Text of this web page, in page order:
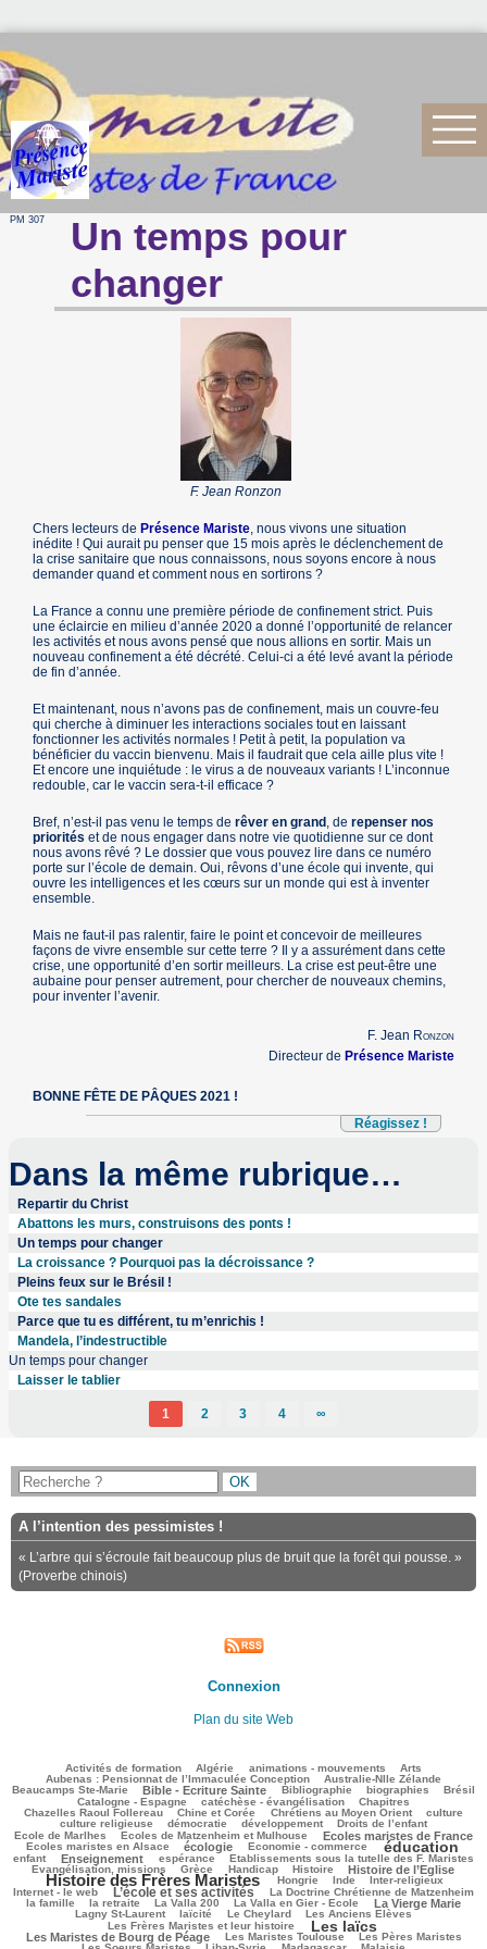
PM 307
Un temps pour
changer
F. Jean Ronzon
Chers lecteurs de Présence Mariste, nous vivons une situation
inédite ! Qui aurait pu penser que 15 mois après le déclenchement de
la crise sanitaire que nous connaissons, nous soyons encore à nous
demander quand et comment nous en sortirons ?
La France a connu une première période de confinement strict. Puis
une éclaircie en milieu d’année 2020 a donné l’opportunité de relancer
les activités et nous avons pensé que nous allions en sortir. Mais un
nouveau confinement a été décrété. Celui-ci a été levé avant la période
de fin d’année.
Et maintenant, nous n’avons pas de confinement, mais un couvre-feu
qui cherche à diminuer les interactions sociales tout en laissant
fonctionner les activités normales ! Petit à petit, la population va
bénéficier du vaccin bienvenu. Mais il faudrait que cela aille plus vite !
Et encore une inquiétude : le virus a de nouveaux variants ! L’inconnue
redouble, car le vaccin sera-t-il efficace ?
Bref, n’est-il pas venu le temps derêver en grand , derepenser nos
priorités et de nous engager dans notre vie quotidienne sur ce dont
nous avons rêvé ? Le dossier que vous pouvez lire dans ce numéro
porte sur l’école de demain. Oui, rêvons d’une école qui invente, qui
ouvre les intelligences et les cœurs sur un monde qui est à inventer
ensemble.
Mais ne faut-il pas ralentir, faire le point et concevoir de meilleures
façons de vivre ensemble sur cette terre ? Il y a assurément dans cette
crise, une opportunité d’en sortir meilleurs. La crise est peut-être une
aubaine pour penser autrement, pour chercher de nouveaux chemins,
pour inventer l’avenir.
F. Jean Ronzon
Directeur de Présence Mariste
BONNE FÊTE DE PÂQUES 2021 !
Réagissez !
Dans la même rubrique…
Repartir du Christ
Abattons les murs, construisons des ponts !
Un temps pour changer
La croissance ? Pourquoi pas la décroissance ?
Pleins feux sur le Brésil !
Ote tes sandales
Parce que tu es différent, tu m’enrichis !
Mandela, l’indestructible
Un temps pour changer
Laisser le tablier
1 2 3 4 ∞
A l’intention des pessimistes !
« L’arbre qui s’écroule fait beaucoup plus de bruit que la forêt qui pousse. »
(Proverbe chinois)
Connexion
Plan du site Web
Activités de formation Algérie animations - mouvements Arts
Aubenas : Pensionnat de l’Immaculée Conception
44/2717 Australie-Nlle Zélande
67/2717
Beaucamps Ste-Marie
722/2717 Bible - Ecriture Sainte
44/2717 Bibliographie
472/2717 biographies
192/2717 Brésil
472/2717
Catalogne - Espagne
catéchèse - évangélisation Chapitres
Chazelles Raoul Follereau
117/2717 Chine et Corée
224/2717 Chrétiens au Moyen Orient
541/2717 culture
46/2717
culture religieuse
démocratie développement Droits de l’enfant
Ecole de Marlhes
182/2717 Ecoles de Matzenheim et Mulhouse
896/2717 Ecoles maristes de France
267/2717
Ecoles maristes en Alsace
675/2717 écologie
97/2717 Economie - commerce
1533/2717 éducation
209/2717
enfant
860/2717 Enseignement
209/2717 espérance
58/2717 Etablissements sous la tutelle des F. Maristes
220/2717
Evangélisation, missions
448/2717 Grèce
87/2717 Handicap
224/2717 Histoire
718/2717 Histoire de l’Eglise
1792/2717
Histoire des Frères Maristes
141/2717 Hongrie Inde
128/2717 Inter-religieux
228/2717
Internet - le web
1202/2717 L’école et ses activités
50/2717 La Doctrine Chrétienne de Matzenheim
465/2717
la famille
158/2717 la retraite
38/2717 La Valla 200
72/2717 La Valla en Gier - Ecole
833/2717 La Vierge Marie
406/2717
Lagny St-Laurent
laïcité Le Cheylard Les Anciens Elèves
Les Frères Maristes et leur histoire
Les laïcs
Les Maristes de Bourg de Péage
316/2717 Les Maristes Toulouse
470/2717 Les Pères Maristes
366/2717